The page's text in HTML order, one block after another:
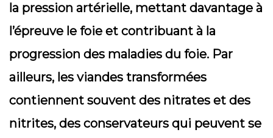
la pression artérielle, mettant davantage à
l’épreuve le foie et contribuant à la
progression des maladies du foie. Par
ailleurs, les viandes transformées
contiennent souvent des nitrates et des
nitrites, des conservateurs qui peuvent se